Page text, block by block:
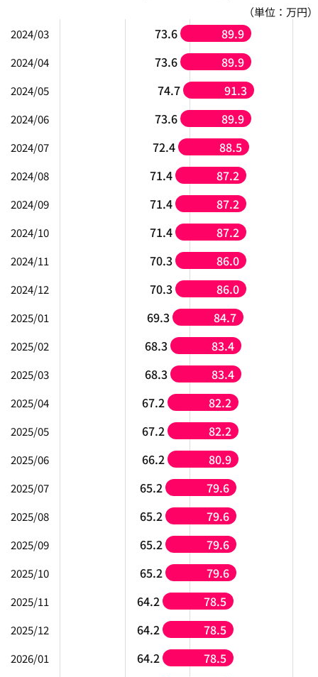
（単位：万円）
2024/03
73.6 89.9
2024/04 73.6 89.9
2024/05 74.7 91.3
2024/06 73.6 89.9
2024/07 72.4 88.5
2024/08 71.4 87.2
2024/09 71.4 87.2
2024/10 71.4 87.2
2024/11 70.3 86.0
2024/12 70.3 86.0
2025/01 69.3 84.7
2025/02 68.3 83.4
2025/03 68.3 83.4
2025/04 67.2 82.2
2025/05 67.2 82.2
2025/06 66.2 80.9
2025/07 65.2 79.6
2025/08 65.2 79.6
2025/09 65.2 79.6
2025/10 65.2 79.6
2025/11 64.2 78.5
2025/12 64.2 78.5
2026/01 64.2 78.5